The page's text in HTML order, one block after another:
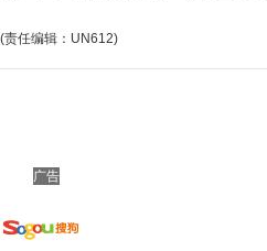
(责任编辑：UN612)
广告